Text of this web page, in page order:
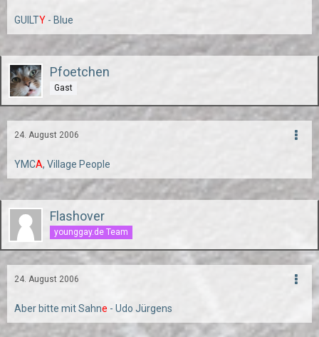
GUILTY - Blue
Pfoetchen
Gast
24. August 2006
YMCA, Village People
Flashover
younggay.de Team
24. August 2006
Aber bitte mit Sahne - Udo Jürgens